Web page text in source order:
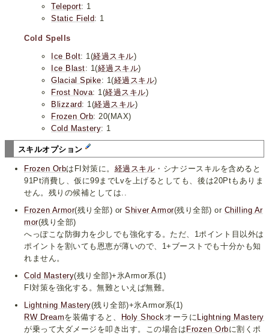
Teleport: 1
Static Field: 1
Cold Spells
Ice Bolt: 1(経過スキル)
Ice Blast: 1(経過スキル)
Glacial Spike: 1(経過スキル)
Frost Nova: 1(経過スキル)
Blizzard: 1(経過スキル)
Frozen Orb: 20(MAX)
Cold Mastery: 1
スキルオプション
Frozen OrbはFI対策に。 経過スキル ・シナジースキルを含めると
91Pt消費し、仮に99までLvを上げるとしても、後は20Ptもありま
せん。残りの候補としては..
Frozen Armor(残り全部) orShiver Armor(残り全部) or Chilling Ar
mor(残り全部)
へっぽこな防御力を少しでも強化する。ただ、1ポイント目以外は
ポイントを割いても恩恵が薄いので、1+ブーストでも十分かも知
れません。
Cold Mastery(残り全部)+氷Armor系(1)
FI対策を強化する。無難といえば無難。
Lightning Mastery(残り全部)+氷Armor系(1)
RW Dreamを装備すると、 Holy Shockオーラに Lightning Mastery
が乗って大ダメージを叩き出す。この場合は Frozen Orbに割くポ